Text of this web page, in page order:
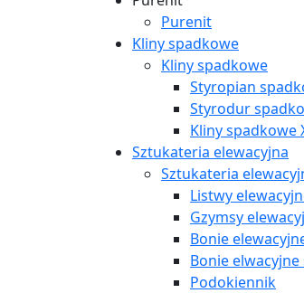
Purenit
Kliny spadkowe
Kliny spadkowe
Styropian
Styrodur
Kliny spadkowe
Sztukateria elewacyjna
Sztukateria
Listwy
Gzymsy
Bonie
Bonie
Podokiennik